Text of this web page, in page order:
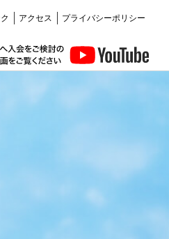
アクセス プライバシーポリシー